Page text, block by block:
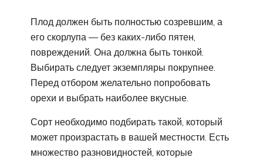
Плод должен быть полностью созревшим, а
его скорлупа — без каких-либо пятен,
повреждений. Она должна быть тонкой.
Выбирать следует экземпляры покрупнее.
Перед отбором желательно попробовать
орехи и выбрать наиболее вкусные.
Сорт необходимо подбирать такой, который
может произрастать в вашей местности. Есть
множество разновидностей, которые